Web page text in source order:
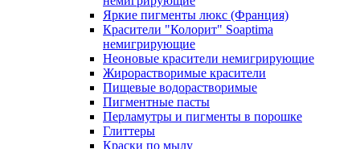
Яркие пигменты люкс (Франция)
Красители "Колорит" Soaptima
немигрирующие
Неоновые красители немигрирующие
Жирорастворимые красители
Пищевые водорастворимые
Пигментные пасты
Перламутры и пигменты в порошке
Глиттеры
Краски по мылу